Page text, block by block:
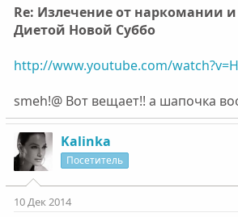
Re: Излечение от наркомании
Диетой Новой Суббо
http://www.youtube.com/
smeh!@ Вот вещает!! а шапочка
Kalinka
Посетитель
10 Дек 2014